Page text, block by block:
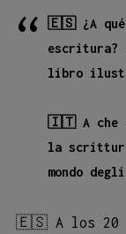
🇪🇸 ¿A qué
escritura?
libro
🇮🇹 A che
la
mondo
🇪🇸 A los 20